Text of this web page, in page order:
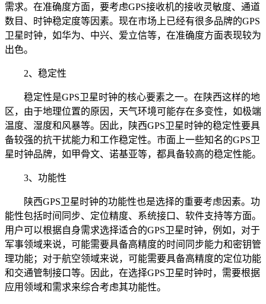
需求。在准确度方面，要考虑GPS接收机的接收灵敏度、通道
数目、时钟稳定度等因素。现在市场上已经有很多品牌的GPS
卫星时钟，如华为、中兴、爱立信等，在准确度方面表现较为
出色。
2、稳定性
稳定性是GPS卫星时钟的核心要素之一。在陕西这样的地
区，由于地理位置的原因，天气环境可能存在多变性，如极端
温度、湿度和风暴等。因此，陕西GPS卫星时钟的稳定性要具
备较强的抗干扰能力和工作稳定性。市面上一些知名的GPS卫
星时钟品牌，如甲骨文、诺基亚等，都具备较高的稳定性能。
3、功能性
陕西GPS卫星时钟的功能性也是选择的重要考虑因素。功
能性包括时间同步、定位精度、系统接口、软件支持等方面。
用户可以根据自身需求选择适合的GPS卫星时钟，例如，对于
军事领域来说，可能需要具备高精度的时间同步能力和密钥管
理功能；对于航空领域来说，可能需要具备高精度的定位功能
和交通管制接口等。因此，在选择GPS卫星时钟时，需要根据
应用领域和需求来综合考虑其功能性。